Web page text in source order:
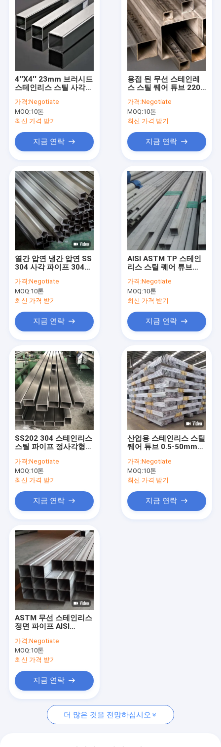
제품
비디오
우리 에 관한 것
공장 투어
저희와 연락
뉴스
스테인레스 스틸 플랫 시트
스테인레스 강 스퀘어 튜브
스테인레스 강 직사각형 관
스테인레스 스틸 원활한 파이프
스테인레스 스틸 용접 파이프
스테인레스 스틸 코일
301 1/2H 3/4H H 스테인리스 스틸 코일
스테인레스 스틸 스트립
티타늄 합금 철
니켈 기반의 초연합
스테인레스 강 로드 바
스텐리스 형강
스테인레스 스틸 플랫 바
알루미늄 합금 바
4''X4'' 23mm 브러시드
스테인리스 스틸 사각
가격:Negotiate
MOQ:10톤
최신 가격 받기
지금 연락
용접 된 무선 스테인레
스 스틸 퀘어 튜브 2205
가격:Negotiate
MOQ:10톤
최신 가격 받기
지금 연락
열간 압연 냉간 압연 SS
304 사각 파이프 304L
싱
가격:Negotiate
MOQ:10톤
최신 가격 받기
지금 연락
AISI ASTM TP 스테인
리스 스틸 퀘어 튜브
가격:Negotiate
MOQ:10톤
최신 가격 받기
지금 연락
SS202 304 스테인리스
스틸 파이프 정사각형
HL 2D 1D
가격:Negotiate
MOQ:10톤
최신 가격 받기
지금 연락
산업용 스테인리스 스틸
퀘어 튜브 0.5-50mm
가격:Negotiate
MOQ:10톤
최신 가격 받기
지금 연락
ASTM 무선 스테인리스
정면 파이프 AISI
가격:Negotiate
MOQ:10톤
최신 가격 받기
지금 연락
더 많은 것을 전망하십시오